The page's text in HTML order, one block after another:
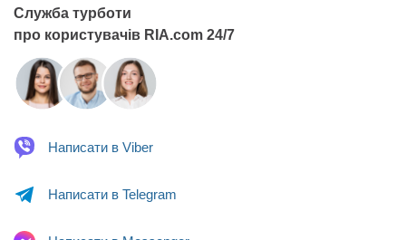
Служба турботи
про користувачів RIA.com 24/7
Написати в Viber
Написати в Telegram